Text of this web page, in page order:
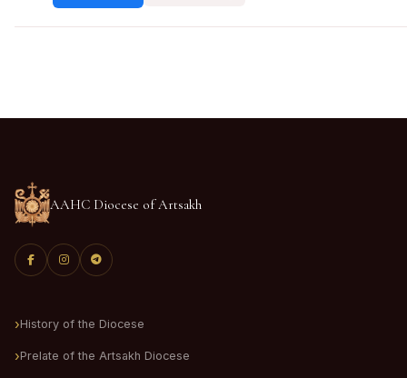
AAHC Diocese of Artsakh
History of the Diocese
Prelate of the Artsakh Diocese